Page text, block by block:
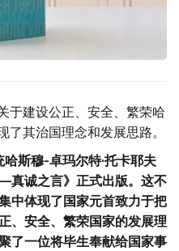
于建设公正、安全、繁荣哈
其治国理念和发展思路。
斯穆-卓玛尔特·托卡耶夫
诚之言》正式出版。这不
中体现了国家元首致力于把
、安全、繁荣国家的发展理
了一位将毕生奉献给国家事